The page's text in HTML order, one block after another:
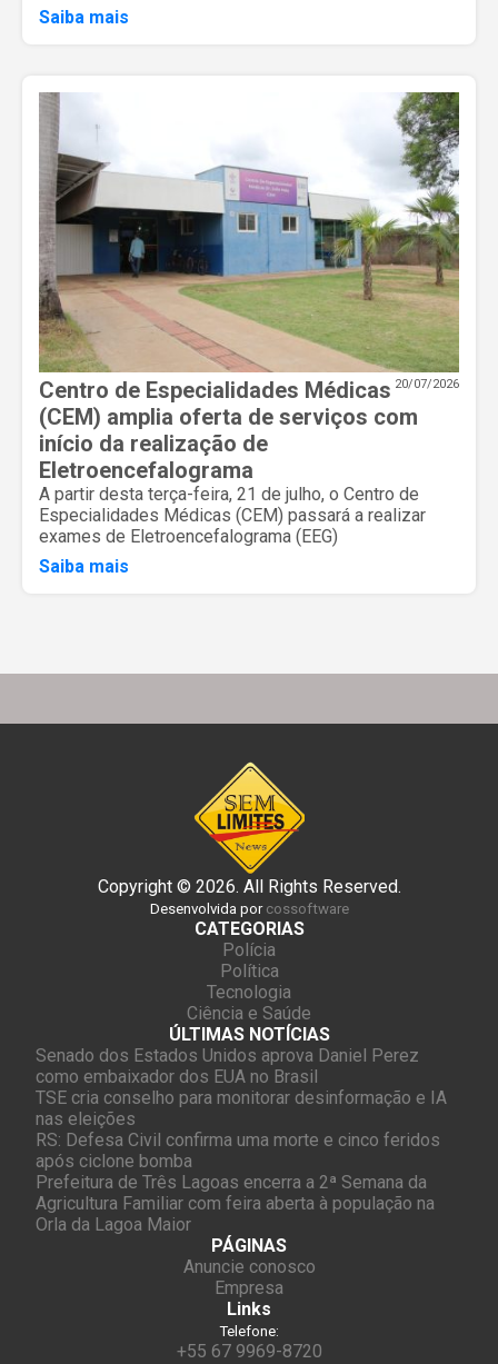
Saiba mais
20/07/2026
Centro de Especialidades Médicas
(CEM) amplia oferta de serviços com
início da realização de
Eletroencefalograma
A partir desta terça-feira, 21 de julho, o Centro de
Especialidades Médicas (CEM) passará a realizar
exames de Eletroencefalograma (EEG)
Saiba mais
Copyright © 2026. All Rights Reserved.
Desenvolvida por cossoftware
CATEGORIAS
Polícia
Política
Tecnologia
Ciência e Saúde
ÚLTIMAS NOTÍCIAS
Senado dos Estados Unidos aprova Daniel Perez
como embaixador dos EUA no Brasil
TSE cria conselho para monitorar desinformação e IA
nas eleições
RS: Defesa Civil confirma uma morte e cinco feridos
após ciclone bomba
Prefeitura de Três Lagoas encerra a 2ª Semana da
Agricultura Familiar com feira aberta à população na
Orla da Lagoa Maior
PÁGINAS
Anuncie conosco
Empresa
Links
Telefone:
+55 67 9969-8720